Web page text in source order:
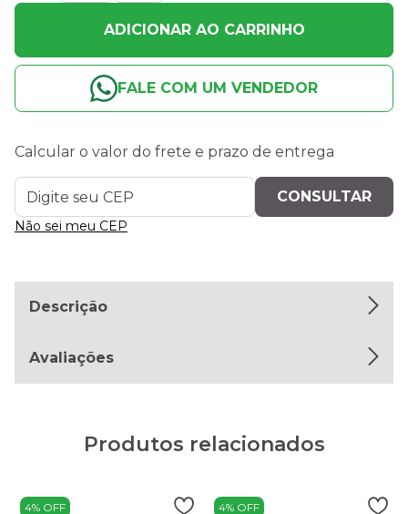
ADICIONAR AO CARRINHO
FALE COM UM VENDEDOR
Calcular o valor do frete e prazo de entrega
Não sei meu CEP
Descrição
Avaliações
Produtos relacionados
4% OFF 4% OFF